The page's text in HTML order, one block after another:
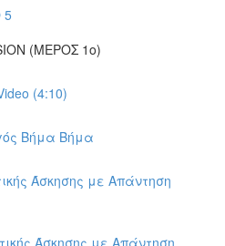
5
(ΜΕΡΟΣ 1ο)
(4:10)
Βήμα Βήμα
Άσκησης με Απάντηση
Άσκησης με Απάντηση